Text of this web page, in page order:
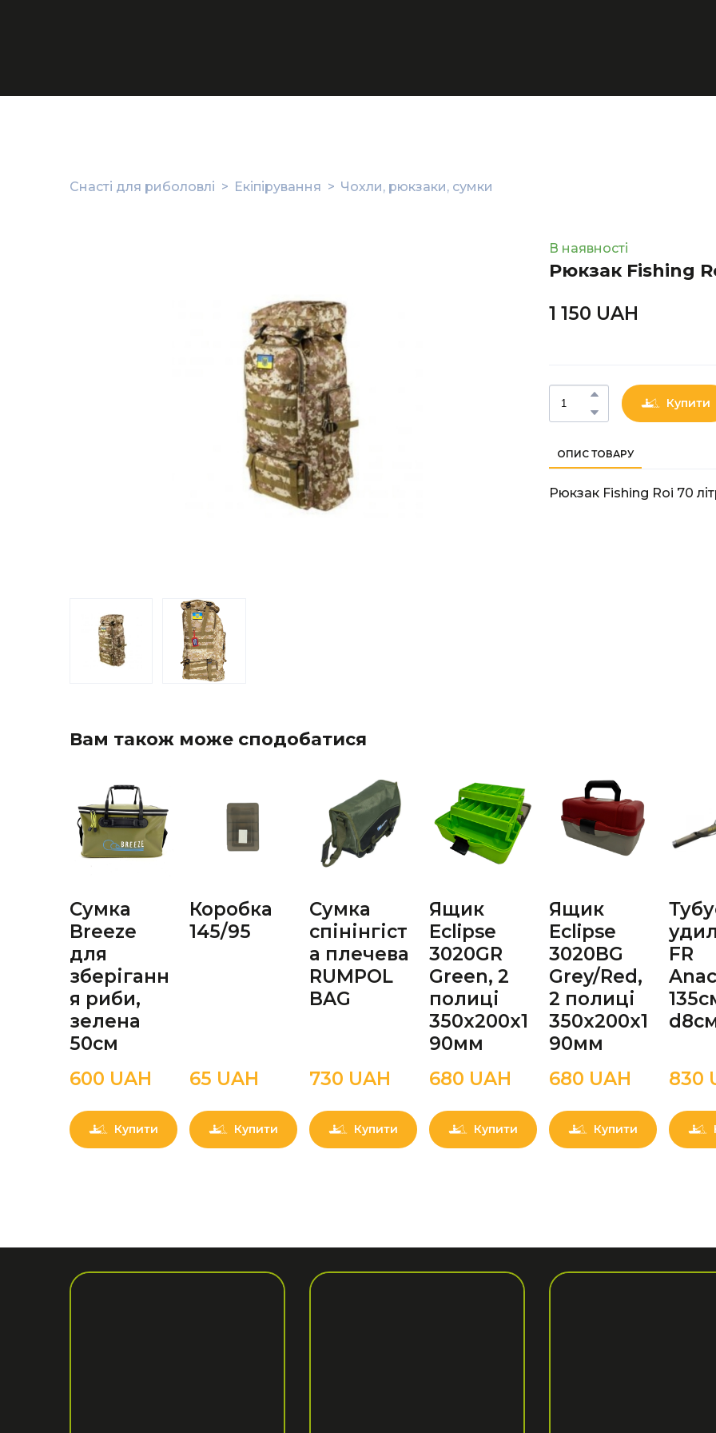
Снасті для риболовлі Екіпірування Чохли, рюкзаки, сумки
В наявності
Рюкзак Fishing
1 150 UAН
Купити
ОПИС ТОВАРУ
Рюкзак Fishing Roi 70
Вам також може сподобатися
Сумка
Breeze
для
зберіганн
я риби,
зелена
50см
600 UAН
Купити
Коробка
145/95
65 UAН
Купити
Сумка
спінінгіст
а плечева
RUMPOL
BAG
730 UAН
Купити
Ящик
Eclipse
3020GR
Green, 2
полиці
350x200x1
90мм
680 UAН
Купити
Ящик
Eclipse
3020BG
Grey/Red,
2 полиці
350x200x1
90мм
680 UAН
Купити
FR
830